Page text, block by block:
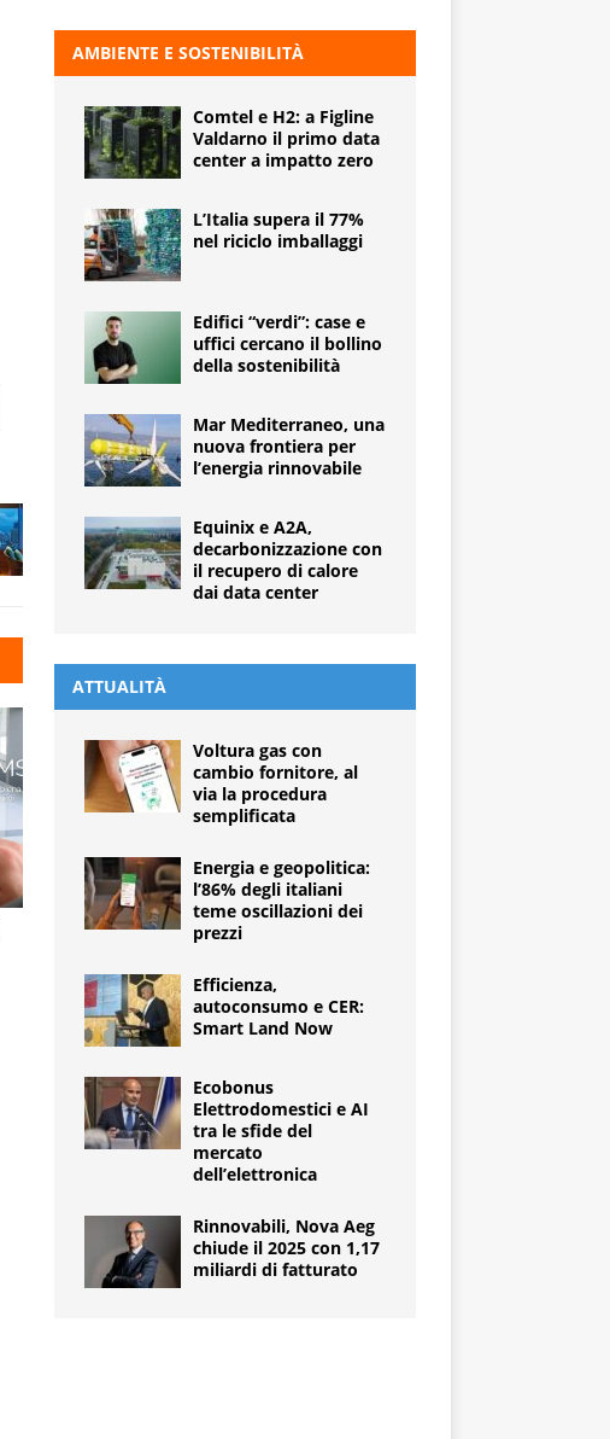
AMBIENTE E SOSTENIBILITÀ
Comtel e H2: a Figline
Valdarno il primo data
center a impatto zero
L’Italia supera il 77%
nel riciclo imballaggi
Edifici “verdi”: case e
uffici cercano il bollino
della sostenibilità
Mar Mediterraneo, una
nuova frontiera per
l’energia rinnovabile
Equinix e A2A,
decarbonizzazione con
il recupero di calore
dai data center
ATTUALITÀ
Voltura gas con
cambio fornitore, al
via la procedura
semplificata
Energia e geopolitica:
l’86% degli italiani
teme oscillazioni dei
prezzi
Efficienza,
autoconsumo e CER:
Smart Land Now
Ecobonus
Elettrodomestici e AI
tra le sfide del
mercato
dell’elettronica
Rinnovabili, Nova Aeg
chiude il 2025 con 1,17
miliardi di fatturato